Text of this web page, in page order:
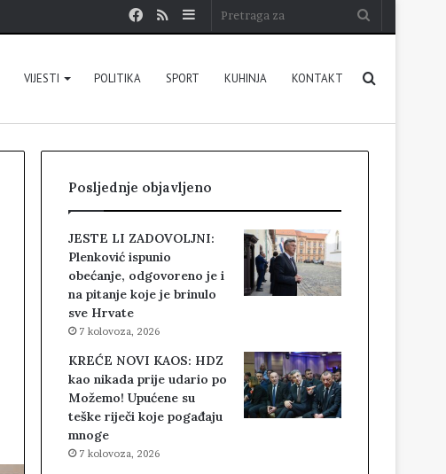
Sidebar
RSS
Facebook
VIJESTI POLITIKA SPORT KUHINJA KONTAKT Pretraga
Posljednje objavljeno
JESTE LI ZADOVOLJNI:
Plenković ispunio
obećanje, odgovoreno je i
na pitanje koje je brinulo
sve Hrvate
7 kolovoza, 2026
KREĆE NOVI KAOS: HDZ
kao nikada prije udario po
Možemo! Upućene su
teške riječi koje pogađaju
mnoge
7 kolovoza, 2026